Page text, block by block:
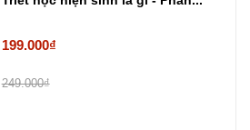
199.000₫
249.000₫